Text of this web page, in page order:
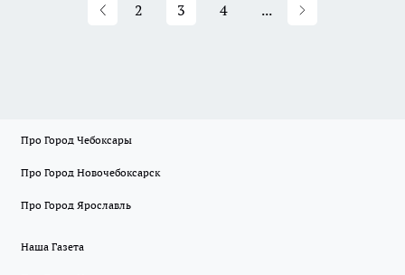
2 3 4 ...
Про Город Чебоксары
Про Город Новочебоксарск
Про Город Ярославль
Наша Газета